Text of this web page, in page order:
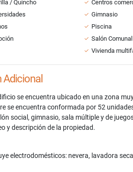
/ Quincho
Centros
Gimnasio
Piscina
Salón Comunal
Vivienda
se encuentra ubicado en una zona
se encuentra conformada por 52
social, gimnasio, sala múltiple y de
y descripción de la propiedad.
electrodomésticos: nevera, lavadora